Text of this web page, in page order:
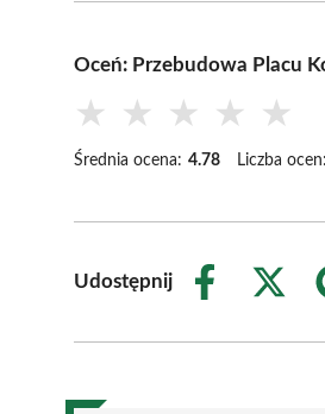
Oceń: Przebudowa Placu
★ ★ ★ ★ ★
Średnia ocena: 4.78 Liczba ocen:
Udostępnij
Share
Share